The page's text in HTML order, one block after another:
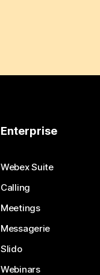
Enterprise
Webex Suite
Calling
Meetings
Messagerie
Slido
Webinars